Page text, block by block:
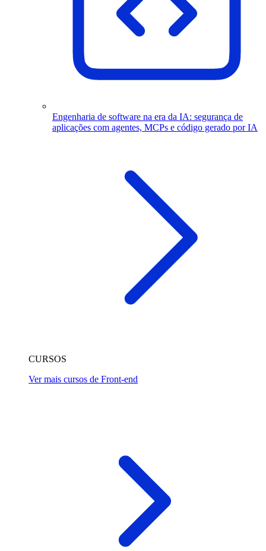
Engenharia de software na era da IA: segurança de
aplicações com agentes, MCPs e código gerado por IA
CURSOS
Ver mais cursos de Front-end